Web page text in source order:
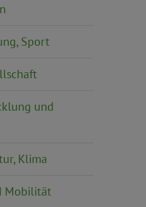
Sport
und
Klima
Mobilität